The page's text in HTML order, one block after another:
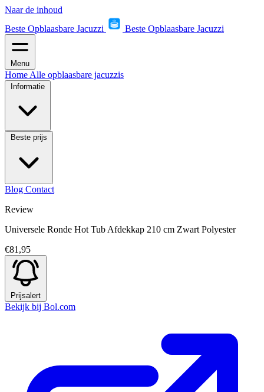
Naar de inhoud
Beste Opblaasbare Jacuzzi
Beste Opblaasbare Jacuzzi
Menu
Home Alle opblaasbare jacuzzis
Informatie
Beste prijs
Blog Contact
Review
Universele Ronde Hot Tub Afdekkap 210 cm Zwart Polyester
€81,95
Prijsalert
Bekijk bij Bol.com